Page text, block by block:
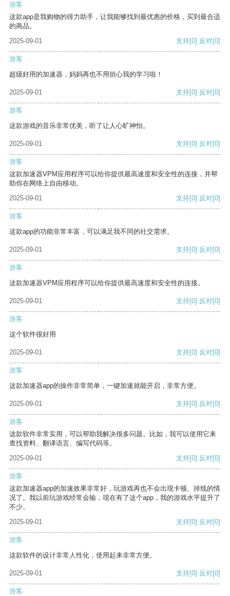
游客
这款app是我购物的得力助手，让我能够找到最优惠的价格，买到最合适
的商品。
2025-09-01
支持[0] 反对[0]
游客
超级好用的加速器，妈妈再也不用担心我的学习啦！
2025-09-01 支持[0] 反对[0]
游客
这款游戏的音乐非常优美，听了让人心旷神怡。
2025-09-01 支持[0] 反对[0]
游客
这款加速器VPM应用程序可以给你提供最高速度和安全性的连接，并帮
助你在网络上自由移动。
2025-09-01
支持[0] 反对[0]
游客
这款app的功能非常丰富，可以满足我不同的社交需求。
2025-09-01 支持[0] 反对[0]
游客
这款加速器VPM应用程序可以给你提供最高速度和安全性的连接。
2025-09-01 支持[0] 反对[0]
游客
这个软件很好用
2025-09-01 支持[0] 反对[0]
游客
这款加速器app的操作非常简单，一键加速就能开启，非常方便。
2025-09-01 支持[0] 反对[0]
游客
这款软件非常实用，可以帮助我解决很多问题。比如，我可以使用它来
查找资料、翻译语言、编写代码等。
2025-09-01
支持[0] 反对[0]
游客
这款加速器app的加速效果非常好，玩游戏再也不会出现卡顿、掉线的情
况了。我以前玩游戏经常会输，现在有了这个app，我的游戏水平提升了
不少。
2025-09-01
支持[0] 反对[0]
游客
这款软件的设计非常人性化，使用起来非常方便。
2025-09-01 支持[0] 反对[0]
游客